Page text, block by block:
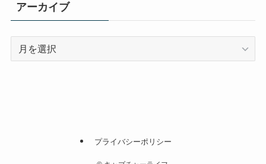
ー
アーカイブ
プライバシーポリシー